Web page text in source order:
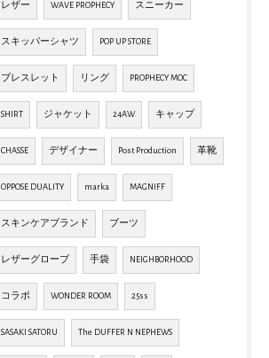
レザー WAVE PROPHECY スニーカー
スキッパーシャツ POP UP STORE
ブレスレット リング PROPHECY MOC
SHIRT ジャケット 24AW キャップ
CHASSE デザイナー Post Production 革靴
OPPOSE DUALITY marka MAGNIFF
スキンケアブランド ブーツ
レザーグローブ 手袋 NEIGHBORHOOD
コラボ WONDER ROOM 25ss
SASAKI SATORU The DUFFER N NEPHEWS